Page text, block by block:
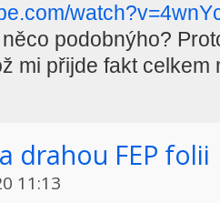
podobnýho?
mi přijde fakt celkem
drahou FEP folii
11:13